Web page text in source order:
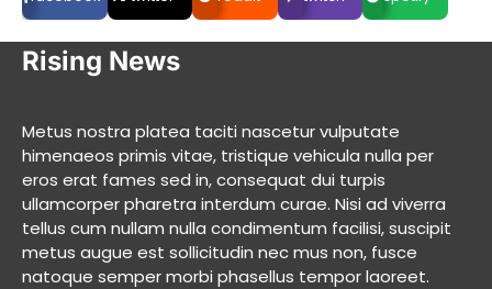
Rising News
Metus nostra platea taciti nascetur vulputate
himenaeos primis vitae, tristique vehicula nulla per
eros erat fames sed in, consequat dui turpis
ullamcorper pharetra interdum curae. Nisi ad viverra
tellus cum nullam nulla condimentum facilisi, suscipit
metus augue est sollicitudin nec mus non, fusce
natoque semper morbi phasellus tempor laoreet.